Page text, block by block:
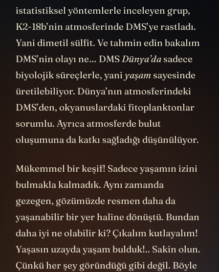
istatistiksel yöntemlerle inceleyen grup,
K2-18b’nin atmosferinde DMS’ye rastladı.
Yani dimetil sülfit. Ve tahmin edin bakalım
DMS’nin olayı ne… DMS Dünya’da sadece
biyolojik süreçlerle, yani yaşam sayesinde
üretilebiliyor. Dünya’nın atmosferindeki
DMS’den, okyanuslardaki fitoplanktonlar
sorumlu. Ayrıca atmosferde bulut
oluşumuna da katkı sağladığı düşünülüyor.
Mükemmel bir keşif! Sadece yaşamın izini
bulmakla kalmadık. Aynı zamanda
gezegen, gözümüzde resmen daha da
yaşanabilir bir yer haline dönüştü. Bundan
daha iyi ne olabilir ki? Çıkalım kutlayalım!
Yaşasın uzayda yaşam bulduk!.. Sakin olun.
Çünkü her şey göründüğü gibi değil. Böyle